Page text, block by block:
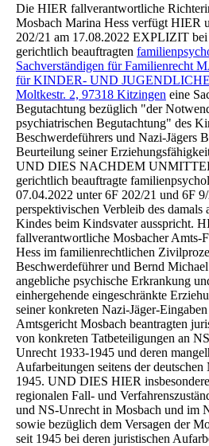
Die HIER fallverantwortliche
Mosbach Marina Hess verfügt HIER
202/21 am 17.08.2022 EXPLIZIT
gerichtlich beauftragten
Sachverständigen für Familienrecht
für KINDER- UND
Moltkestr. 2, 97318 Kitzingen eine
Begutachtung bezüglich "der
psychiatrischen Begutachtung" des
Beschwerdeführers und Nazi-Jägers
Beurteilung seiner
UND DIES NACHDEM
gerichtlich beauftragte
07.04.2022 unter 6F 202/21 und 6F
perspektivischen Verbleib des damals
Kindes beim Kindsvater ausspricht.
fallverantwortliche Mosbacher Amts-
Hess im familienrechtlichen
Beschwerdeführer und Bernd
angebliche psychische Erkrankung
einhergehende eingeschränkte
seiner konkreten Nazi-Jäger-
Amtsgericht Mosbach beantragten
von konkreten Tatbeteiligungen an
Unrecht 1933-1945 und deren
Aufarbeitungen seitens der
1945. UND DIES HIER
regionalen Fall- und
und NS-Unrecht in Mosbach und im
sowie bezüglich dem Versagen der
seit 1945 bei deren juristischen